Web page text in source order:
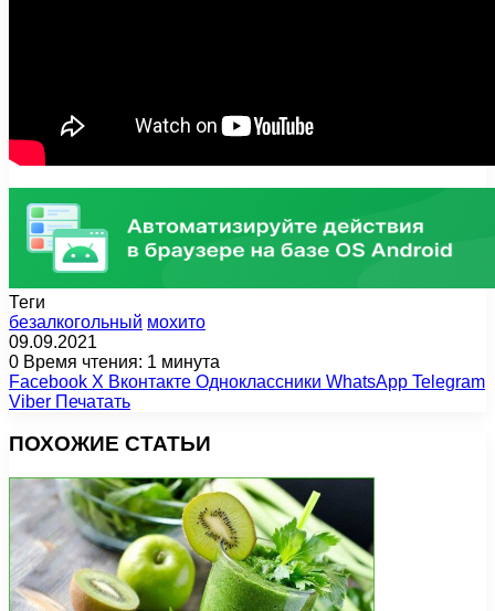
Теги
безалкогольный мохито
09.09.2021
0 Время чтения: 1 минута
Facebook X Вконтакте Одноклассники WhatsApp Telegram
Viber Печатать
ПОХОЖИЕ СТАТЬИ